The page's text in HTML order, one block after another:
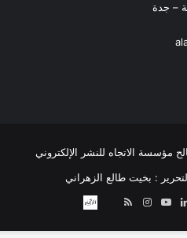
– جدة
مؤسسة الاتجاه للنشر الإلكتروني
: بخيت طالع الزهراني
لينكدإن‫YouTube
انستقرام
ملخص
نبض